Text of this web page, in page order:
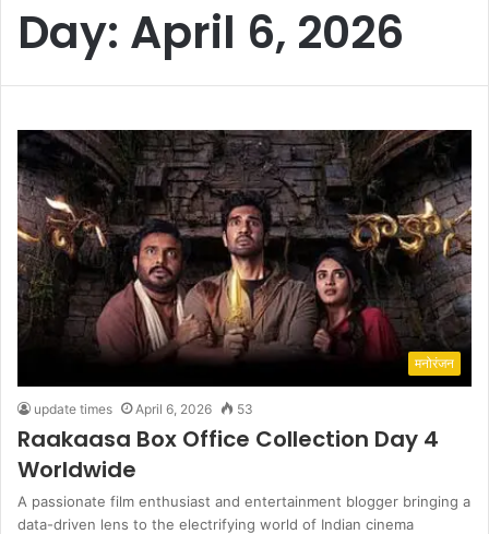
Day: April 6, 2026
मनोरंजन
update times April 6, 2026 53
Raakaasa Box Office Collection Day 4
Worldwide
A passionate film enthusiast and entertainment blogger bringing a
data-driven lens to the electrifying world of Indian cinema